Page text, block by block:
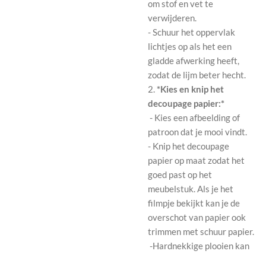
om stof en vet te
verwijderen.
- Schuur het oppervlak
lichtjes op als het een
gladde afwerking heeft,
zodat de lijm beter hecht.
2.*Kies en knip het
decoupage papier:*
- Kies een afbeelding of
patroon dat je mooi vindt.
- Knip het decoupage
papier op maat zodat het
goed past op het
meubelstuk. Als je het
filmpje bekijkt kan je de
overschot van papier ook
trimmen met schuur papier.
-Hardnekkige plooien kan